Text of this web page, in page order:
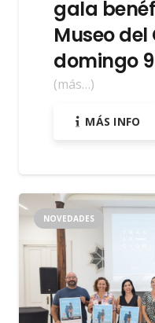
gala
Museo
domingo
(más…)
MÁS INFO
NOVEDADES